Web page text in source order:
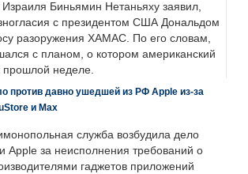
Биньямин Нетаньяху заявил,
с президентом США Дональдом
разоружения ХАМАС. По его словам,
с планом, о котором американский
прошлой неделе.
против давно ушедшей из РФ Apple из-за
и Max
служба возбудила дело
Apple за неисполнения требований о
гаджетов приложений